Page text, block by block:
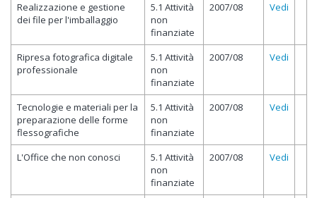
Realizzazione e gestione
dei file per l'imballaggio
5.1 Attività
non
finanziate
2007/08 Vedi
Ripresa fotografica digitale
professionale
5.1 Attività
non
finanziate
2007/08 Vedi
Tecnologie e materiali per la
preparazione delle forme
flessografiche
5.1 Attività
non
finanziate
2007/08 Vedi
L'Office che non conosci
5.1 Attività
non
finanziate
2007/08 Vedi